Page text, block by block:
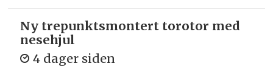
Ny trepunkts­montert torotor med
nesehjul
4 dager siden